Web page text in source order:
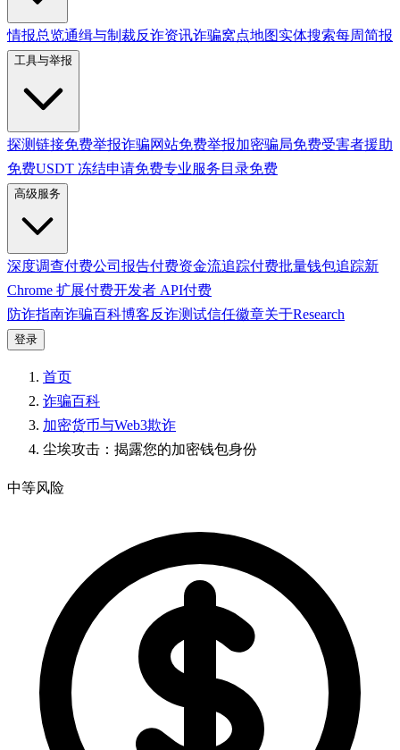
情报总览通缉与制裁反诈资讯诈骗窝点地图实体搜索每周简报
工具与举报
探测链接免费举报诈骗网站免费举报加密骗局免费受害者援助
免费USDT 冻结申请免费专业服务目录免费
高级服务
深度调查付费公司报告付费资金流追踪付费批量钱包追踪新
Chrome 扩展付费开发者 API付费
防诈指南诈骗百科博客反诈测试信任徽章关于Research
登录
首页
诈骗百科
加密货币与Web3欺诈
尘埃攻击：揭露您的加密钱包身份
中等风险